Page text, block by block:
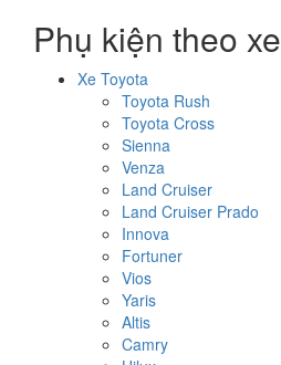
Phụ kiện theo xe
Xe Toyota
Toyota Rush
Toyota Cross
Sienna
Venza
Land Cruiser
Land Cruiser Prado
Innova
Fortuner
Vios
Yaris
Altis
Camry